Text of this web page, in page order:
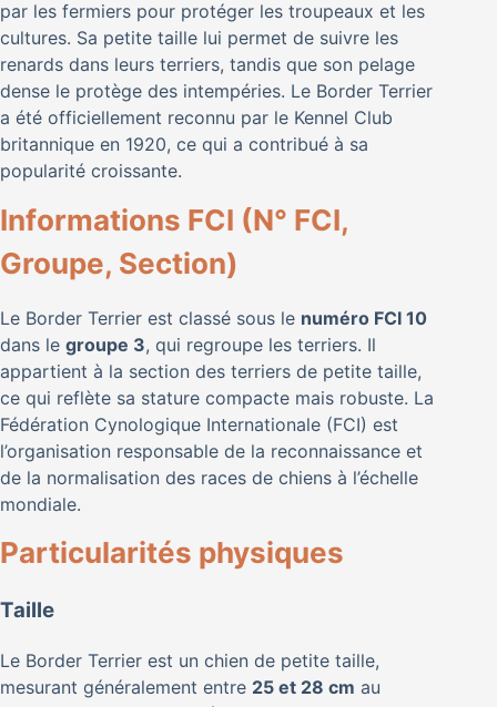
par les fermiers pour protéger les troupeaux et les
cultures. Sa petite taille lui permet de suivre les
renards dans leurs terriers, tandis que son pelage
dense le protège des intempéries. Le Border Terrier
a été officiellement reconnu par le Kennel Club
britannique en 1920, ce qui a contribué à sa
popularité croissante.
Informations FCI (N° FCI,
Groupe, Section)
Le Border Terrier est classé sous le numéro FCI 10
dans le groupe 3, qui regroupe les terriers. Il
appartient à la section des terriers de petite taille,
ce qui reflète sa stature compacte mais robuste. La
Fédération Cynologique Internationale (FCI) est
l’organisation responsable de la reconnaissance et
de la normalisation des races de chiens à l’échelle
mondiale.
Particularités physiques
Taille
Le Border Terrier est un chien de petite taille,
mesurant généralement entre 25 et 28 cm au